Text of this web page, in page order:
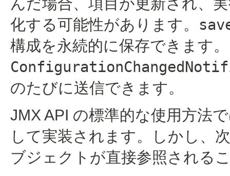
化する可能性があります。
構成を永続的に保存できます。
のたびに送信できます。
JMX API の標準的な使用方法
して実装されます。しかし、
ブジェクトが直接参照される